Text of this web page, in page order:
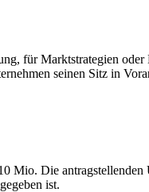
für Marktstrategien
seinen Sitz in
Mio. Die antragstellenden
ist.